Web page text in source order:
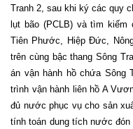
Tranh 2, sau khi ký các quy
lụt bão (PCLB) và tìm
Tiên Phước, Hiệp Đức,
trên cùng bậc thang Sông
án vận hành hồ chứa Sông
trình vận hành liên hồ A
đủ nước phục vụ cho sản
tính toán dung tích nước đón